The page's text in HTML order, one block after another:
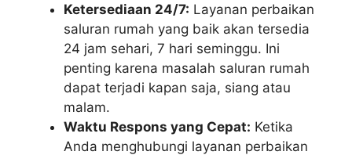
Ketersediaan 24/7: Layanan perbaikan
saluran rumah yang baik akan tersedia
24 jam sehari, 7 hari seminggu. Ini
penting karena masalah saluran rumah
dapat terjadi kapan saja, siang atau
malam.
Waktu Respons yang Cepat: Ketika
Anda menghubungi layanan perbaikan